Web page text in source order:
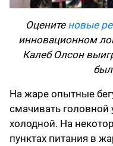
Оцените новые
инновационном
Калеб Олсон
На жаре опытные
смачивать головной
холодной. На
пунктах питания в